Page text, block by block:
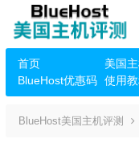
首页 美国
BlueHost优惠码
使用
BlueHost美国主机评测